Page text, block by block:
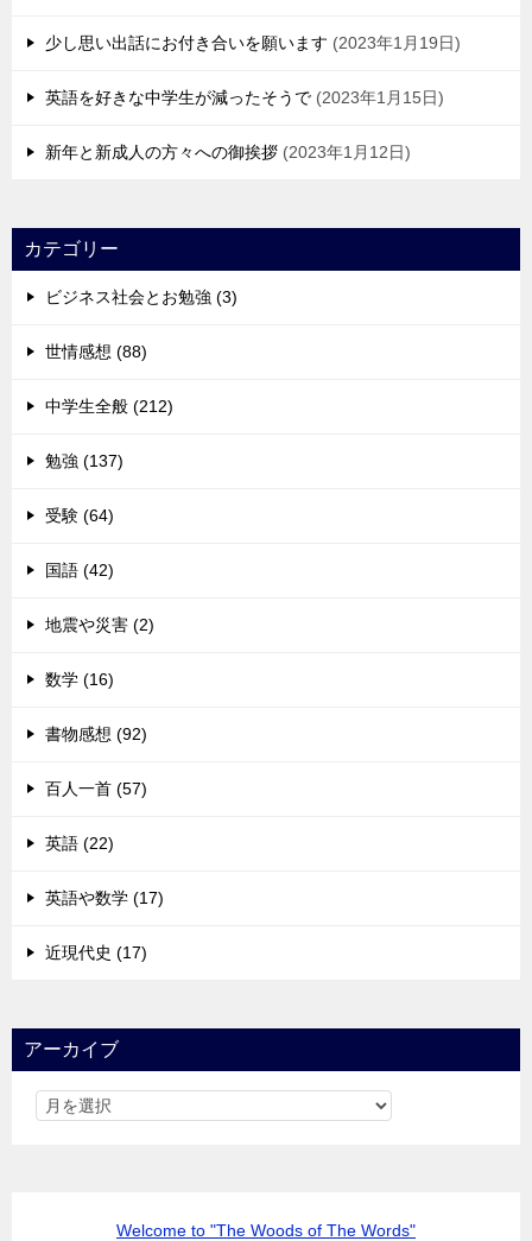
少し思い出話にお付き合いを願います 2023年1月19日
英語を好きな中学生が減ったそうで 2023年1月15日
新年と新成人の方々への御挨拶 2023年1月12日
カテゴリー
ビジネス社会とお勉強 (3)
世情感想 (88)
中学生全般 (212)
勉強 (137)
受験 (64)
国語 (42)
地震や災害 (2)
数学 (16)
書物感想 (92)
百人一首 (57)
英語 (22)
英語や数学 (17)
近現代史 (17)
アーカイブ
Welcome to "The Woods of The Words"